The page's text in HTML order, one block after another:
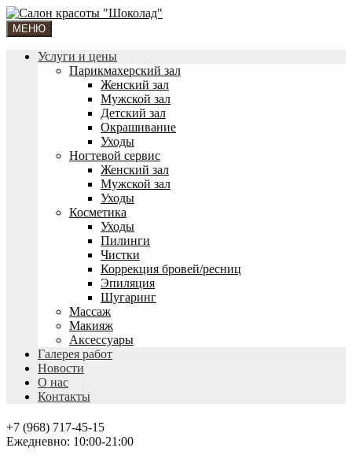
МЕНЮ
Услуги и цены
Парикмахерский зал
Женский зал
Мужской зал
Детский зал
Окрашивание
Уходы
Ногтевой сервис
Женский зал
Мужской зал
Уходы
Косметика
Уходы
Пилинги
Чистки
Коррекция бровей/ресниц
Эпиляция
Шугаринг
Массаж
Макияж
Аксессуары
Галерея работ
Новости
О нас
Контакты
+7 (968) 717-45-15
Ежедневно: 10:00-21:00